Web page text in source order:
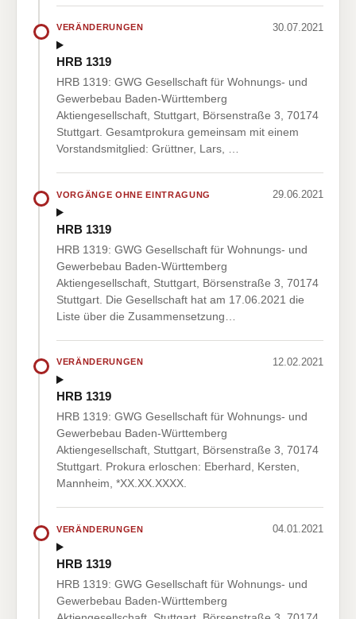
VERÄNDERUNGEN 30.07.2021
HRB 1319
HRB 1319: GWG Gesellschaft für Wohnungs- und
Gewerbebau Baden-Württemberg
Aktiengesellschaft, Stuttgart, Börsenstraße 3, 70174
Stuttgart. Gesamtprokura gemeinsam mit einem
Vorstandsmitglied: Grüttner, Lars, …
VORGÄNGE OHNE EINTRAGUNG 29.06.2021
HRB 1319
HRB 1319: GWG Gesellschaft für Wohnungs- und
Gewerbebau Baden-Württemberg
Aktiengesellschaft, Stuttgart, Börsenstraße 3, 70174
Stuttgart. Die Gesellschaft hat am 17.06.2021 die
Liste über die Zusammensetzung…
VERÄNDERUNGEN 12.02.2021
HRB 1319
HRB 1319: GWG Gesellschaft für Wohnungs- und
Gewerbebau Baden-Württemberg
Aktiengesellschaft, Stuttgart, Börsenstraße 3, 70174
Stuttgart. Prokura erloschen: Eberhard, Kersten,
Mannheim, *XX.XX.XXXX.
VERÄNDERUNGEN 04.01.2021
HRB 1319
HRB 1319: GWG Gesellschaft für Wohnungs- und
Gewerbebau Baden-Württemberg